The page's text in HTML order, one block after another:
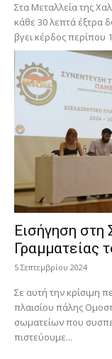
Στα Μεταλλεία της
κάθε 30 λεπτά έξτρα
βγει κέρδος περίπου
Εισήγηση στη
Γραμματείας
5 Σεπτεμβρίου 2024
Σε αυτή την κρίσιμη
πλαισίου πάλης
σωματείων που
πιστεύουμε...